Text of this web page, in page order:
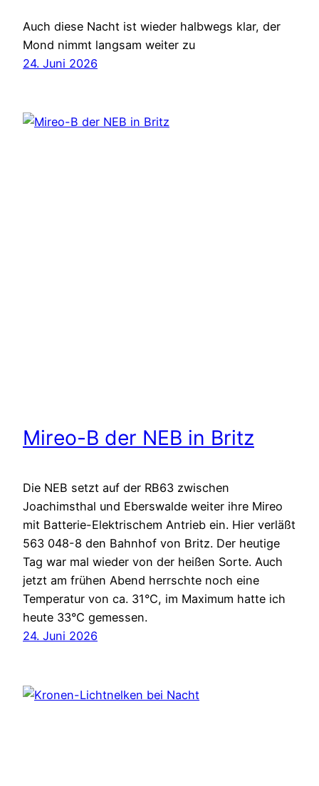
Auch diese Nacht ist wieder halbwegs klar, der
Mond nimmt langsam weiter zu
24. Juni 2026
Mireo-B der NEB in Britz
Die NEB setzt auf der RB63 zwischen
Joachimsthal und Eberswalde weiter ihre Mireo
mit Batterie-Elektrischem Antrieb ein. Hier verläßt
563 048-8 den Bahnhof von Britz. Der heutige
Tag war mal wieder von der heißen Sorte. Auch
jetzt am frühen Abend herrschte noch eine
Temperatur von ca. 31°C, im Maximum hatte ich
heute 33°C gemessen.
24. Juni 2026